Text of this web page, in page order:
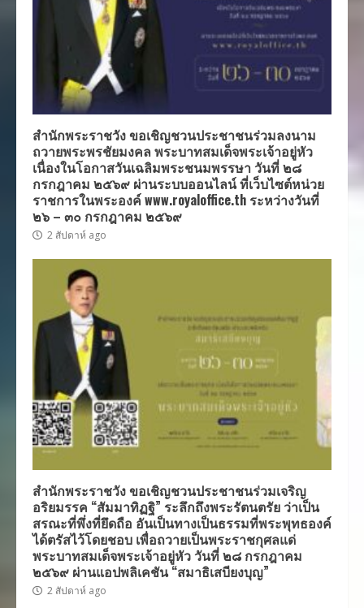
สำนักพระราชวัง ขอเชิญชวนประชาชนร่วมลงนาม
ถวายพระพรชัยมงคล พระบาทสมเด็จพระเจ้าอยู่หัว
เนื่องในโอกาสวันเฉลิมพระชนมพรรษา วันที่ ๒๘
กรกฎาคม ๒๕๖๙ ผ่านระบบออนไลน์ ที่เว็บไซต์หน่วย
ราชการในพระองค์ www.royaloffice.th ระหว่างวันที่
๒๖ – ๓๐ กรกฎาคม ๒๕๖๙
2 สัปดาห์ ago
สำนักพระราชวัง ขอเชิญชวนประชาชนร่วมเจริญ
อริยมรรค “สัมมาทิฏฐิ” ระลึกถึงพระรัตนตรัย ว่าเป็น
สรณะที่พึ่งที่ยึดถือ อันเป็นทางเป็นธรรมที่พระพุทธองค์
ได้ตรัสไว้โดยชอบ เพื่อถวายเป็นพระราชกุศลแด่
พระบาทสมเด็จพระเจ้าอยู่หัว วันที่ ๒๘ กรกฎาคม
๒๕๖๙ ผ่านแอปพลิเคชัน “สมาธิเสบียงบุญ”
2 สัปดาห์ ago